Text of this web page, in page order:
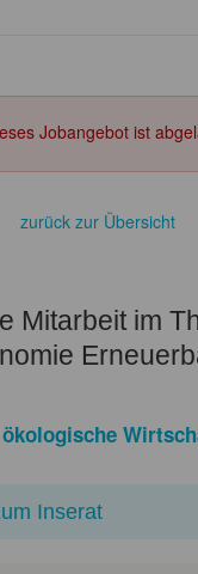
Jobangebot ist
zurück zur Übersicht
Mitarbeit im
Inserat